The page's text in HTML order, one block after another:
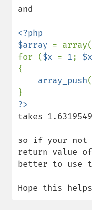
and
<?php
$array =
for ($x = 1; $x
{
array_push(
takes
so if your not
return value
better to use
Hope this helps